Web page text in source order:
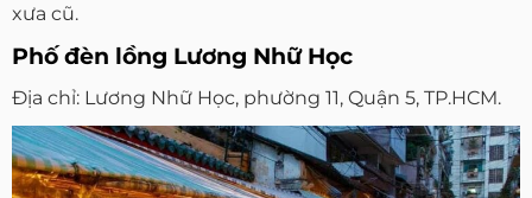
xưa cũ.
Phố đèn lồng Lương Nhữ Học
Địa chỉ: Lương Nhữ Học, phường 11, Quận 5, TP.HCM.